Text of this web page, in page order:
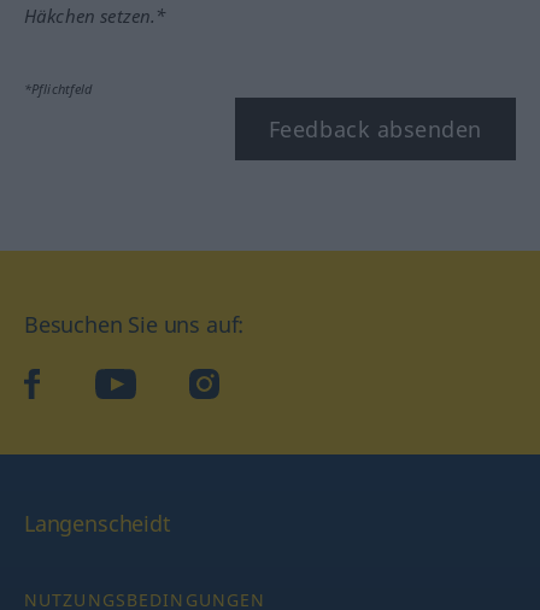
Häkchen setzen.*
*Pflichtfeld
Feedback absenden
Besuchen Sie uns auf:
facebookYouTube Instagram
Langenscheidt
NUTZUNGSBEDINGUNGEN